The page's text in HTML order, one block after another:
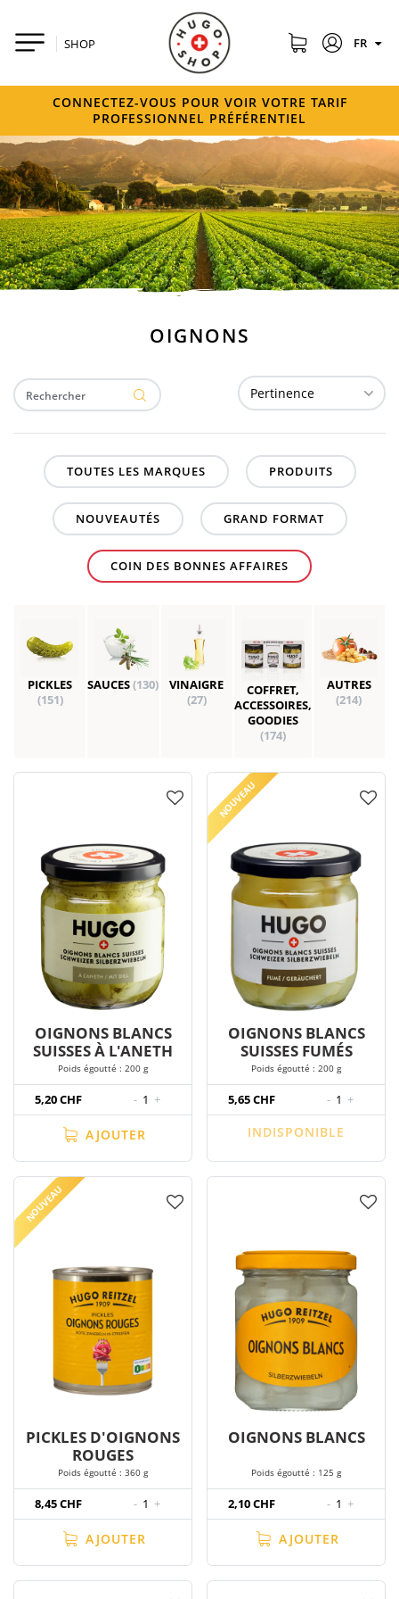
SHOP FR
CONNECTEZ-VOUS POUR VOIR VOTRE TARIF
PROFESSIONNEL PRÉFÉRENTIEL
OIGNONS
TOUTES LES MARQUES PRODUITS
NOUVEAUTÉS GRAND FORMAT
COIN DES BONNES AFFAIRES
PICKLES
(151)
SAUCES(130)
VINAIGRE
(27)
COFFRET,
ACCESSOIRES,
GOODIES
(174)
AUTRES
(214)
OIGNONS BLANCS
SUISSES À L'ANETH
Poids égoutté : 200 g
5,20 CHF - 1 +
AJOUTER
NOUVEAU
OIGNONS BLANCS
SUISSES FUMÉS
Poids égoutté : 200 g
5,65 CHF - 1 +
INDISPONIBLE
NOUVEAU
PICKLES D'OIGNONS
ROUGES
Poids égoutté : 360 g
8,45 CHF - 1 +
AJOUTER
OIGNONS BLANCS
Poids égoutté : 125 g
2,10 CHF - 1 +
AJOUTER